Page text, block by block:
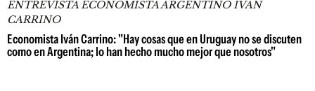
ENTREVISTA ECONOMISTA ARGENTINO IVÁN
CARRINO
Economista Iván Carrino: "Hay cosas que en Uruguay no se discuten
como en Argentina; lo han hecho mucho mejor que nosotros"